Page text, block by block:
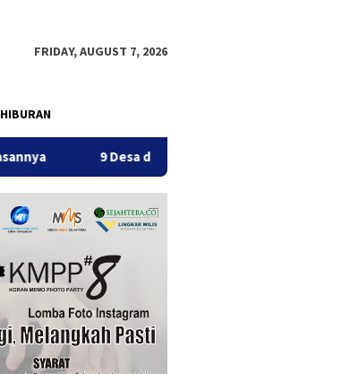
FRIDAY, AUGUST 7, 2026
HIBURAN
9 Desa di 6 Kecamatan Tulungagung Alami